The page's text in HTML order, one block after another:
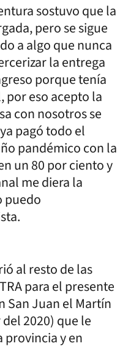
sostuvo que la
pero se sigue
a algo que nunca
la entrega
porque tenía
por eso acepto la
con nosotros se
pagó todo el
pandémico con la
un 80 por ciento y
me diera la
puedo
al resto de las
para el presente
San Juan el Martín
2020) que le
provincia y en